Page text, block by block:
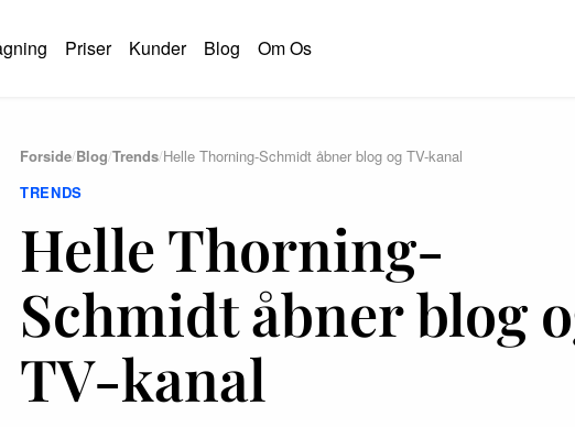
Priser Kunder Blog Om Os
Forside/Blog/Trends/Helle Thorning-Schmidt åbner blog og TV-kanal
TRENDS
Helle Thorning-
Schmidt åbner blog
TV-kanal